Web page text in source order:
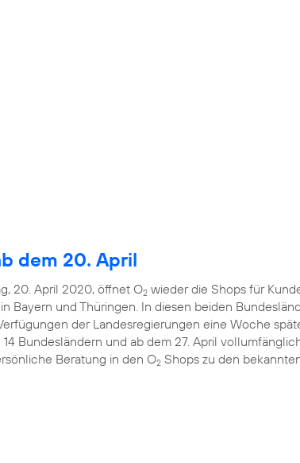
dem 20. April
20. April 2020, öffnet O2 wieder die Shops für
Bayern und Thüringen. In diesen beiden
der Landesregierungen eine Woche
Bundesländern und ab dem 27. April
Beratung in den O2 Shops zu den